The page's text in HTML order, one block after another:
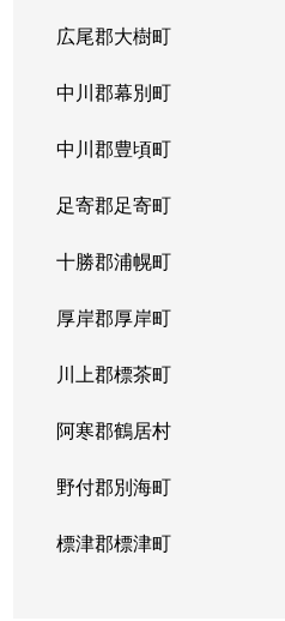
広尾郡大樹町
中川郡幕別町
中川郡豊頃町
足寄郡足寄町
十勝郡浦幌町
厚岸郡厚岸町
川上郡標茶町
阿寒郡鶴居村
野付郡別海町
標津郡標津町